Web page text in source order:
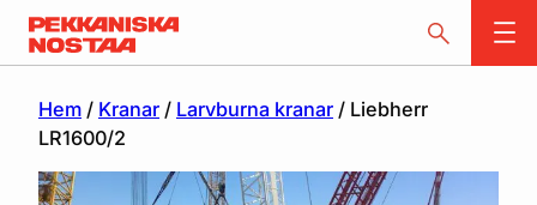
Hem / Kranar / Larvburna kranar / Liebherr
LR1600/2